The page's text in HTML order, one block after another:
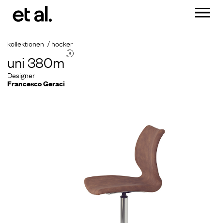
kollektionen hocker
uni 380m
Designer
Francesco Geraci